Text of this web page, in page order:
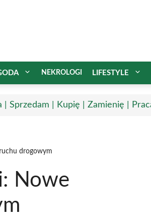
NEKROLOGI LIFESTYLE
| Sprzedam | Kupię | Zamienię |
drogowym
Nowe